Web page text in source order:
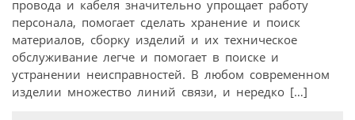
провода и кабеля значительно упрощает работу
персонала, помогает сделать хранение и поиск
материалов, сборку изделий и их техническое
обслуживание легче и помогает в поиске и
устранении неисправностей. В любом современном
изделии множество линий связи, и нередко […]